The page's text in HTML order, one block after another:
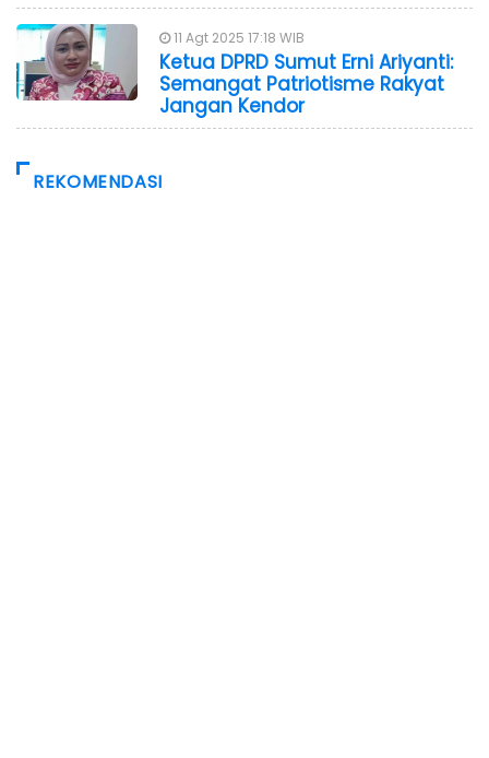
11 Agt 2025 17:18 WIB
Ketua DPRD Sumut Erni Ariyanti:
Semangat Patriotisme Rakyat
Jangan Kendor
REKOMENDASI